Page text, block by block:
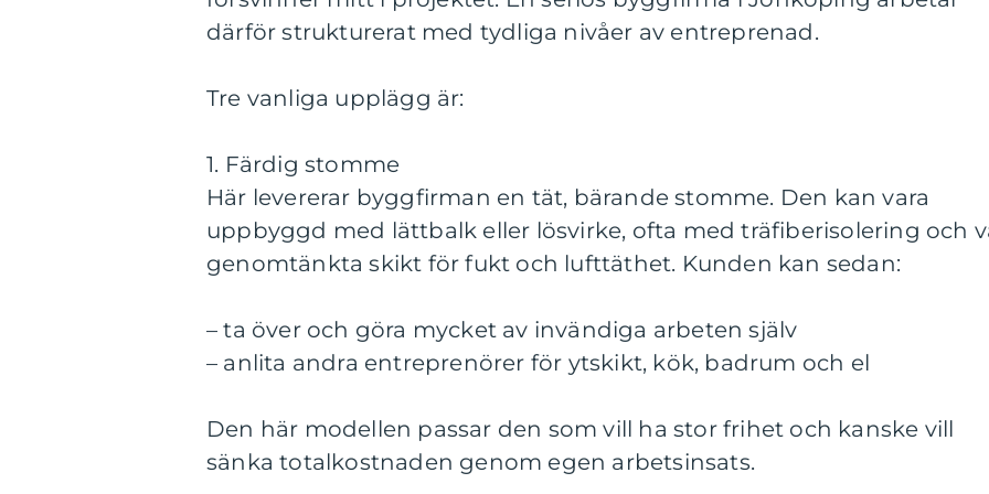
därför strukturerat med tydliga nivåer av entreprenad.
Tre vanliga upplägg är:
1. Färdig stomme
Här levererar byggfirman en tät, bärande stomme. Den kan vara
uppbyggd med lättbalk eller lösvirke, ofta med träfiberisolering och
genomtänkta skikt för fukt och lufttäthet. Kunden kan sedan:
– ta över och göra mycket av invändiga arbeten själv
– anlita andra entreprenörer för ytskikt, kök, badrum och el
Den här modellen passar den som vill ha stor frihet och kanske vill
sänka totalkostnaden genom egen arbetsinsats.